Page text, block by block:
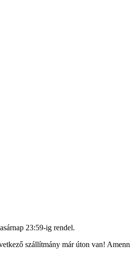
23:59-ig rendel.
szállítmány már úton van!